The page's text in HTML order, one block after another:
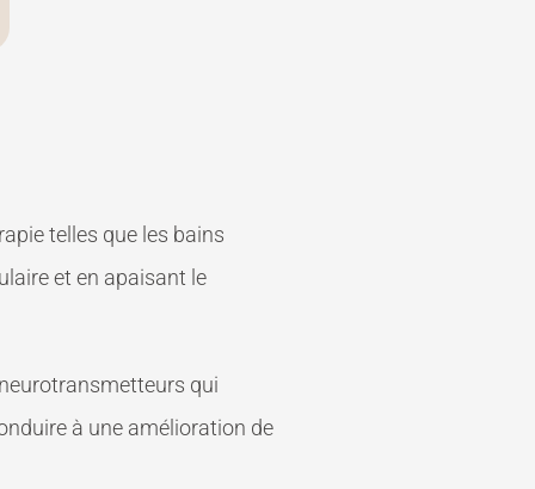
telles que les bains
et en apaisant le
qui
à une amélioration de